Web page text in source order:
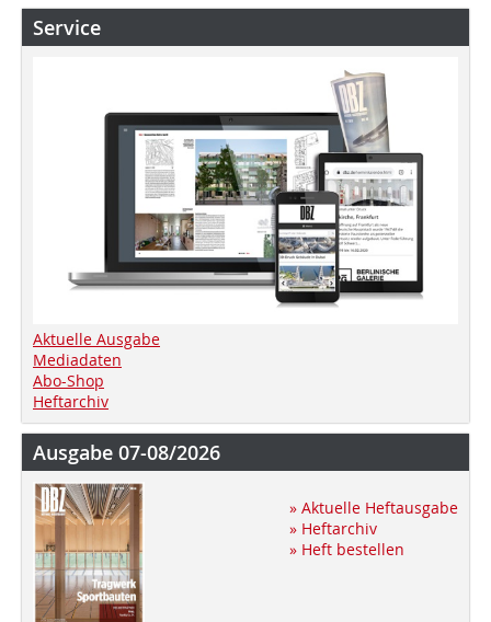
Service
Aktuelle Ausgabe
Mediadaten
Abo-Shop
Heftarchiv
Ausgabe 07-08/2026
» Aktuelle Heftausgabe
» Heftarchiv
» Heft bestellen